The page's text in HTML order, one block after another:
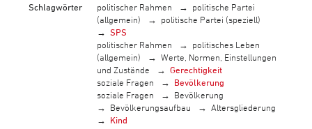
Schlagwörter
politischer Rahmen
politische Partei
(allgemein)
politische Partei (speziell)
SPS
politischer Rahmen
politisches Leben
(allgemein)
Werte, Normen, Einstellungen
und Zustände
Gerechtigkeit
soziale Fragen
Bevölkerung
soziale Fragen
Bevölkerung
Bevölkerungsaufbau
Altersgliederung
Kind